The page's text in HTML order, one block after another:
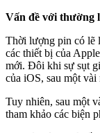
Vấn đề với thường
Thời lượng pin có lẽ
các thiết bị của
mới. Đôi khi sự sụt
của iOS, sau một
Tuy nhiên, sau một
tham khảo các biện